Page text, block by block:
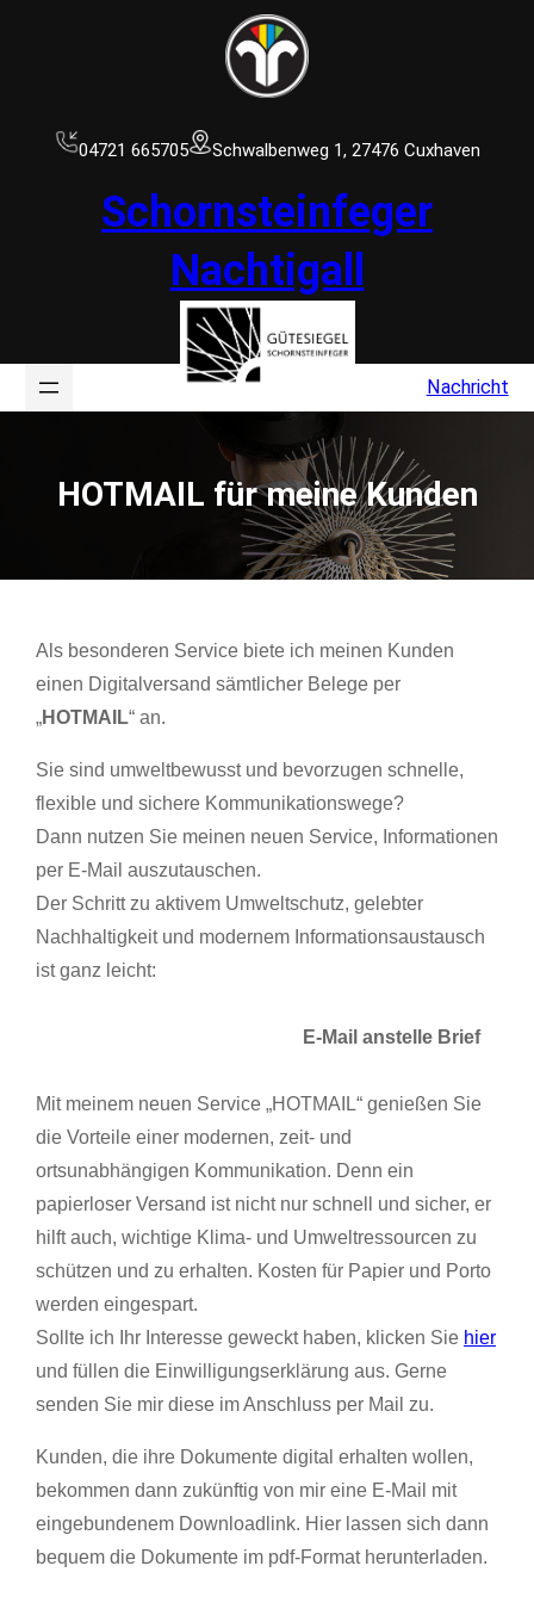
04721 665705 Schwalbenweg 1, 27476 Cuxhaven
Schornsteinfeger
Nachtigall
Nachricht
HOTMAIL für meine Kunden
Als besonderen Service biete ich meinen Kunden
einen Digitalversand sämtlicher Belege per
„HOTMAIL“ an.
Sie sind umweltbewusst und bevorzugen schnelle,
flexible und sichere Kommunikationswege?
Dann nutzen Sie meinen neuen Service, Informationen
per E-Mail auszutauschen.
Der Schritt zu aktivem Umweltschutz, gelebter
Nachhaltigkeit und modernem Informationsaustausch
ist ganz leicht:
E-Mail anstelle Brief
Mit meinem neuen Service „HOTMAIL“ genießen Sie
die Vorteile einer modernen, zeit- und
ortsunabhängigen Kommunikation. Denn ein
papierloser Versand ist nicht nur schnell und sicher, er
hilft auch, wichtige Klima- und Umweltressourcen zu
schützen und zu erhalten. Kosten für Papier und Porto
werden eingespart.
Sollte ich Ihr Interesse geweckt haben, klicken Sie hier
und füllen die Einwilligungserklärung aus. Gerne
senden Sie mir diese im Anschluss per Mail zu.
Kunden, die ihre Dokumente digital erhalten wollen,
bekommen dann zukünftig von mir eine E-Mail mit
eingebundenem Downloadlink. Hier lassen sich dann
bequem die Dokumente im pdf-Format herunterladen.